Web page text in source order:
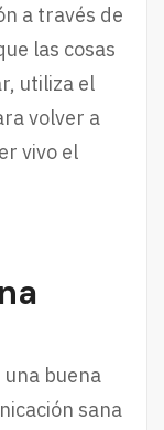
a través de
las cosas
utiliza el
volver a
vivo el
una buena
sana